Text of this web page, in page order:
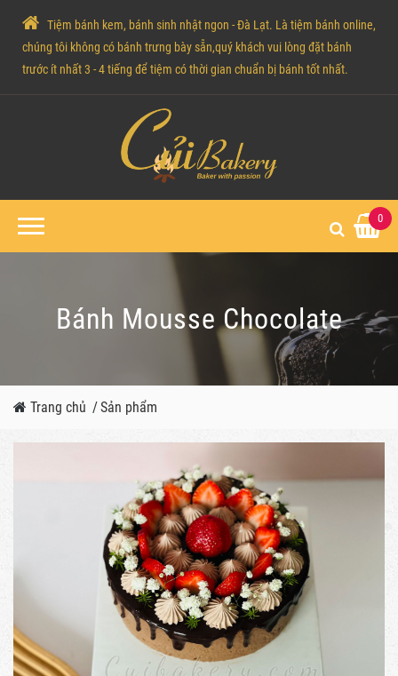
Tiệm bánh kem, bánh sinh nhật ngon - Đà Lạt. Là tiệm bánh online,
chúng tôi không có bánh trưng bày sẵn,quý khách vui lòng đặt bánh
trước ít nhất 3 - 4 tiếng để tiệm có thời gian chuẩn bị bánh tốt nhất.
0
Bánh Mousse Chocolate
Trang chủ /Sản phẩm